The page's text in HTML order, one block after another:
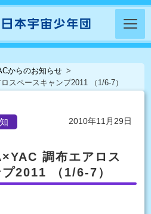
からのお知らせ
スペースキャンプ2011 （1/6-7）
2010年11月29日
調布エアロス
2011 （1/6-7）